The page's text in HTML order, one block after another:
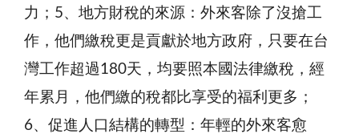
力；5、地方財稅的來源：外來客除了沒搶工
作，他們繳稅更是貢獻於地方政府，只要在台
灣工作超過180天，均要照本國法律繳稅，經
年累月，他們繳的稅都比享受的福利更多；
6、促進人口結構的轉型：年輕的外來客愈